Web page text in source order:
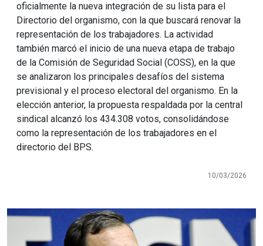
oficialmente la nueva integración de su lista para el
Directorio del organismo, con la que buscará renovar la
representación de los trabajadores. La actividad
también marcó el inicio de una nueva etapa de trabajo
de la Comisión de Seguridad Social (COSS), en la que
se analizaron los principales desafíos del sistema
previsional y el proceso electoral del organismo. En la
elección anterior, la propuesta respaldada por la central
sindical alcanzó los 434.308 votos, consolidándose
como la representación de los trabajadores en el
directorio del BPS.
10/03/2026
Imagen